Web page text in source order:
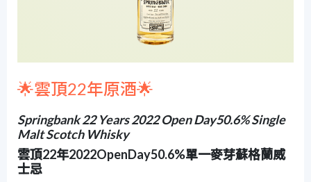
🌟雲頂22年原酒🌟
Springbank 22 Years 2022 Open Day50.6% Single
Malt Scotch Whisky
雲頂22年2022OpenDay50.6%單一麥芽蘇格蘭威
士忌